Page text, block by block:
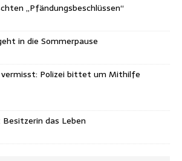
„Pfändungsbeschlüssen“
in die Sommerpause
Polizei bittet um Mithilfe
das Leben